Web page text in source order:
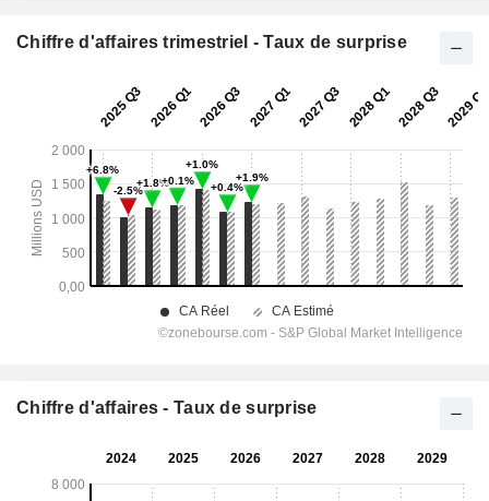
Chiffre d'affaires trimestriel - Taux de surprise
Chiffre d'affaires - Taux de surprise